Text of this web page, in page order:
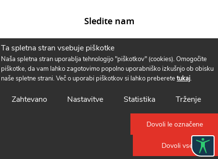
Ta spletna stran vsebuje piškotke
Naša spletna stran uporablja tehnologijo "piškotkov" (cookies). Omogočite
piškotke, da vam lahko zagotovimo popolno uporabniško izkušnjo ob obisku
naše spletne strani. Več o uporabi piškotkov si lahko preberetetukaj.
Zahtevano Nastavitve Statistika Trženje
Dovoli le označene
Dovoli vse
Sledite nam